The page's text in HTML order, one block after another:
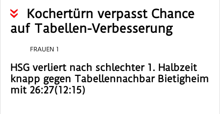
Kochertürn verpasst Chance
auf Tabellen-Verbesserung
FRAUEN 1
HSG verliert nach schlechter 1. Halbzeit
knapp gegen Tabellennachbar Bietigheim
mit 26:27(12:15)